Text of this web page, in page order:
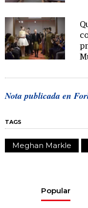
Nota publicada en
TAGS
Meghan Markle
Popular